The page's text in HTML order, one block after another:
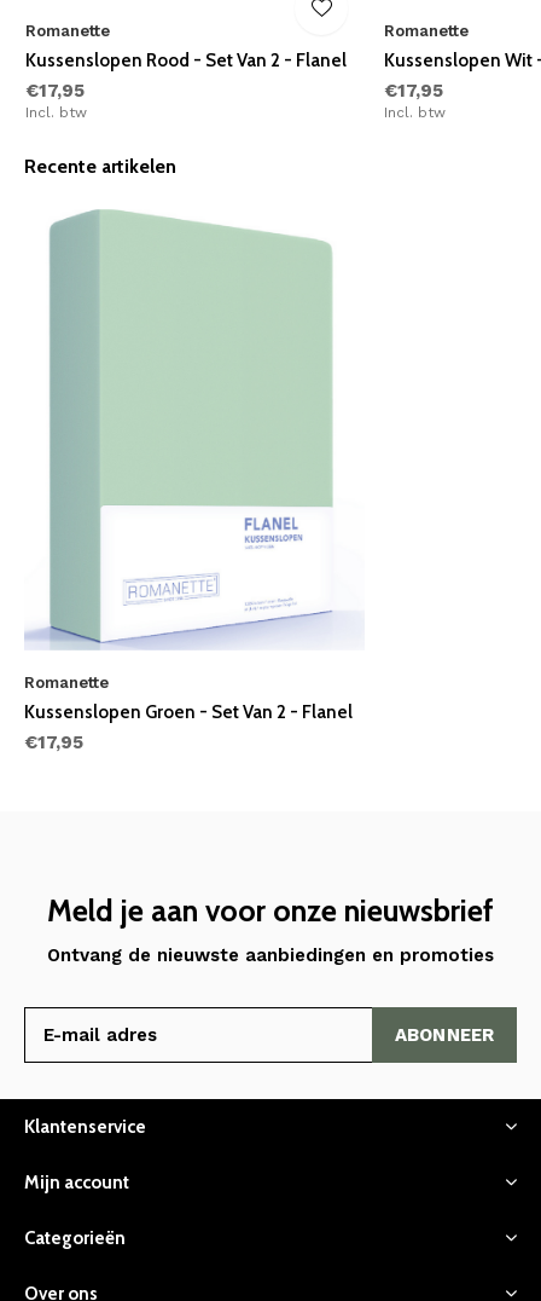
Romanette
Kussenslopen Rood - Set Van 2 - Flanel
€17,95
Incl. btw
Romanette
Kussenslopen Wit
€17,95
Incl. btw
Recente artikelen
Romanette
Kussenslopen Groen - Set Van 2 - Flanel
€17,95
Meld je aan voor onze nieuwsbrief
Ontvang de nieuwste aanbiedingen en promoties
ABONNEER
Klantenservice
Mijn account
Categorieën
Over ons